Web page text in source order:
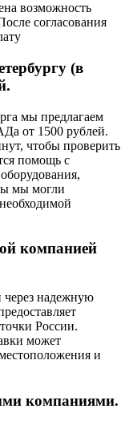
возможность
согласования
(в
мы предлагаем
от 1500 рублей.
чтобы проверить
помощь с
мы могли
компанией
через надежную
России.
может
и
компаниями.